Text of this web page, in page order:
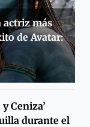
actriz más
de Avatar:
Ceniza’
durante el